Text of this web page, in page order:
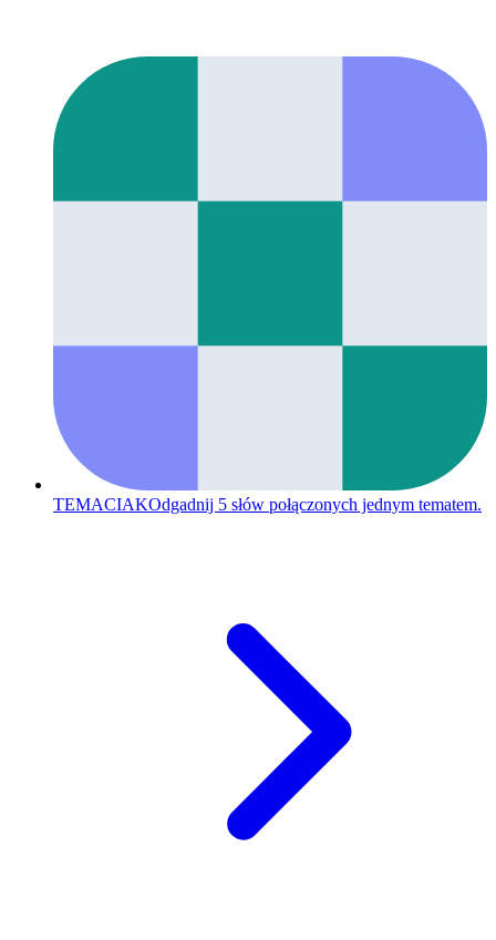
TEMACIAKOdgadnij 5 słów połączonych jednym tematem.